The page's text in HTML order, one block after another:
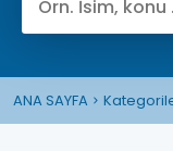
ANA SAYFA